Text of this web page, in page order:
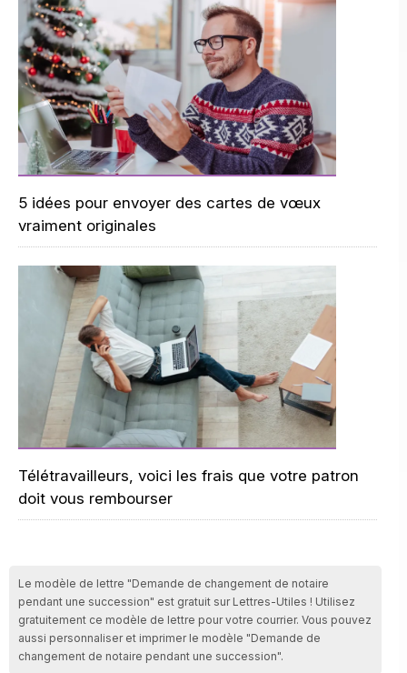
5 idées pour envoyer des cartes de vœux
vraiment originales
Télétravailleurs, voici les frais que votre patron
doit vous rembourser
Le modèle de lettre "Demande de changement de notaire
pendant une succession" est gratuit sur Lettres-Utiles ! Utilisez
gratuitement ce modèle de lettre pour votre courrier. Vous pouvez
aussi personnaliser et imprimer le modèle "Demande de
changement de notaire pendant une succession".